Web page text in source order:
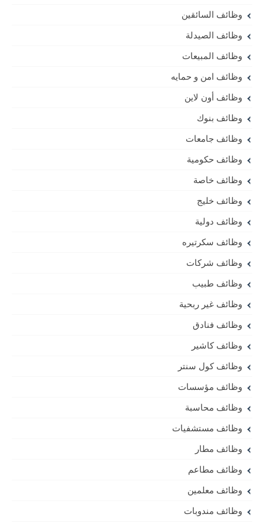
وظائف السائقين
وظائف الصيدلة
وظائف المبيعات
وظائف امن و حمايه
وظائف أون لاين
وظائف بنوك
وظائف جامعات
وظائف حكومية
وظائف خاصة
وظائف خليج
وظائف دولية
وظائف سكرتيره
وظائف شركات
وظائف طبيب
وظائف غير ربحية
وظائف فنادق
وظائف كاشير
وظائف كول سنتر
وظائف مؤسسات
وظائف محاسبة
وظائف مستشفيات
وظائف مطار
وظائف مطاعم
وظائف معلمين
وظائف مندوبات